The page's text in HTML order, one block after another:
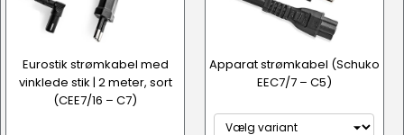
Eurostik strømkabel med
vinklede stik | 2 meter, sort
(CEE7/16 – C7)
Apparat strømkabel (Schuko
EEC7/7 – C5)